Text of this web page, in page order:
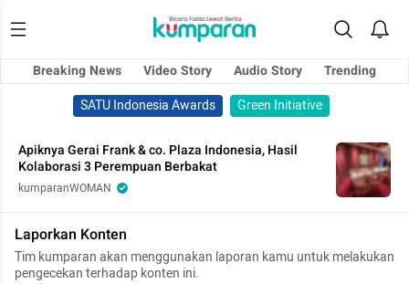
Breaking News Video Story Audio Story
Trending
SATU Indonesia Awards
Green Initiative
Apiknya Gerai Frank & co. Plaza Indonesia, Hasil
Kolaborasi 3 Perempuan Berbakat
kumparanWOMAN
Laporkan Konten
Tim kumparan akan menggunakan laporan kamu untuk melakukan
pengecekan terhadap konten ini.